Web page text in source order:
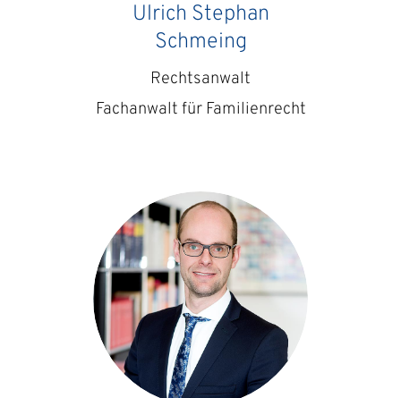
Ulrich Stephan
Schmeing
Rechtsanwalt
Fachanwalt für Familienrecht